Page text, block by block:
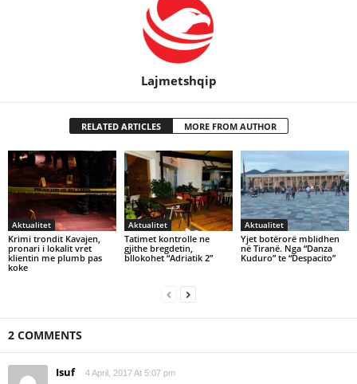
Lajmetshqip
RELATED ARTICLES MORE FROM AUTHOR
Aktualitet
Krimi trondit Kavajen,
pronari i lokalit vret
klientin me plumb pas
koke
Aktualitet
Tatimet kontrolle ne
gjithe bregdetin,
bllokohet “Adriatik 2”
Aktualitet
Yjet botërorë mblidhen
në Tiranë. Nga “Danza
Kuduro” te “Despacito”
2 COMMENTS
Isuf 4 April, 2017 At 5:07 pm